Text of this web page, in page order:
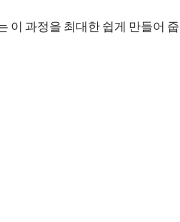
이 과정을 최대한 쉽게 만들어